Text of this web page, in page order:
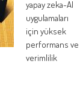
yapay zeka-AI
uygulamaları
için yüksek
performans ve
verimlilik